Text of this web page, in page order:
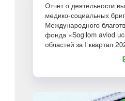
Отчет о деятельности
медико-социальных
Международного
фонда «Sog‘lom avlod
областей за I квартал